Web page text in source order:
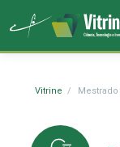
Vitrine